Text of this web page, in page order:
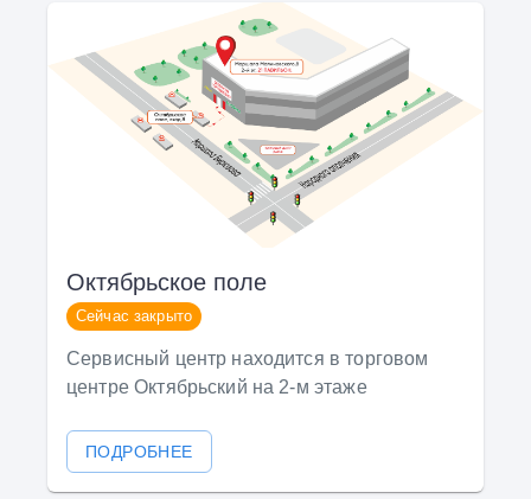
Октябрьское поле
Сейчас закрыто
Сервисный центр находится в торговом
центре Октябрьский на 2-м этаже
ПОДРОБНЕЕ